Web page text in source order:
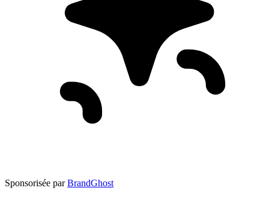
Sponsorisée par BrandGhost